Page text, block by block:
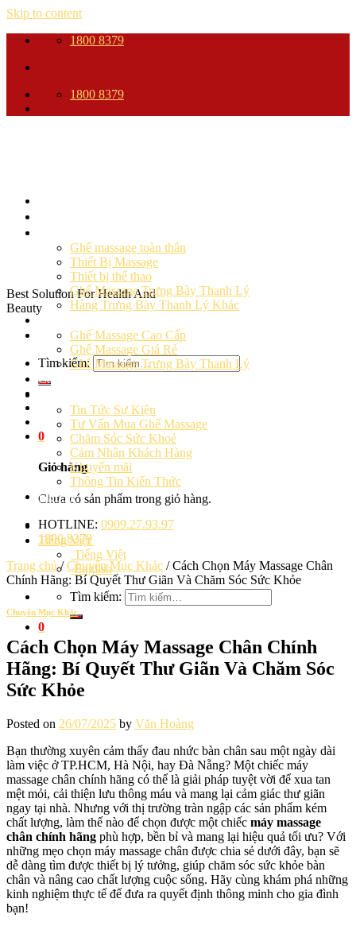
Skip to content
1800 8379
1800 8379
Best Solution For Health And
Beauty
Tìm kiếm:
0
Giỏ hàng
Chưa có sản phẩm trong giỏ hàng.
Tiếng Việt
Tiếng Việt
English
Tìm kiếm:
0
Ghế massage toàn thân
Thiết Bị Massage
Thiết bị thể thao
Ghế Massage Trưng Bày Thanh Lý
Hàng Trưng Bày Thanh Lý Khác
Ghế Massage Cao Cấp
Ghế Massage Giá Rẻ
Ghế Massage Trưng Bày Thanh Lý
Cảm Nhận Khách Hàng
Tin Tức Sự Kiện
Tư Vấn Mua Ghế Massage
Chăm Sóc Sức Khoẻ
Cảm Nhận Khách Hàng
Khuyến mãi
Thông Tin Kiến Thức
Liên hệ
HOTLINE: 0909.27.93.97
1800.8379
Trang chủ / Chuyên Mục Khác /Cách Chọn Máy Massage Chân
Chính Hãng: Bí Quyết Thư Giãn Và Chăm Sóc Sức Khỏe
Chuyên Mục Khác
Cách Chọn Máy Massage Chân Chính
Hãng: Bí Quyết Thư Giãn Và Chăm Sóc
Sức Khỏe
Posted on 26/07/2025 by Văn Hoàng
Bạn thường xuyên cảm thấy đau nhức bàn chân sau một ngày dài
làm việc ở TP.HCM, Hà Nội, hay Đà Nẵng? Một chiếc máy
massage chân chính hãng có thể là giải pháp tuyệt vời để xua tan
mệt mỏi, cải thiện lưu thông máu và mang lại cảm giác thư giãn
ngay tại nhà. Nhưng với thị trường tràn ngập các sản phẩm kém
chất lượng, làm thế nào để chọn được một chiếc máy massage
chân chính hãng phù hợp, bền bỉ và mang lại hiệu quả tối ưu? Với
những mẹo chọn máy massage chân được chia sẻ dưới đây, bạn sẽ
dễ dàng tìm được thiết bị lý tưởng, giúp chăm sóc sức khỏe bàn
chân và nâng cao chất lượng cuộc sống. Hãy cùng khám phá những
kinh nghiệm thực tế để đưa ra quyết định thông minh cho gia đình
bạn!